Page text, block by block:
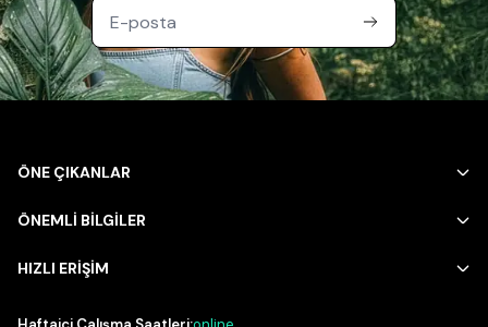
ÖNE ÇIKANLAR
ÖNEMLİ BİLGİLER
HIZLI ERİŞİM